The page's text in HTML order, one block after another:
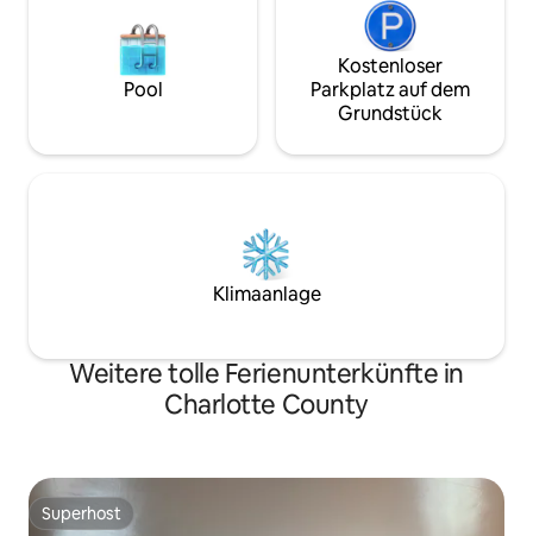
Pool
Kostenloser
Parkplatz auf dem
Grundstück
Klimaanlage
Weitere tolle Ferienunterkünfte in
Charlotte County
Superhost
Superhost